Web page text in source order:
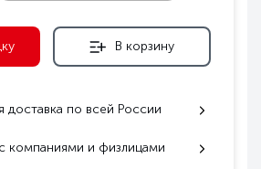
В корзину
доставка по всей России
компаниями и физлицами